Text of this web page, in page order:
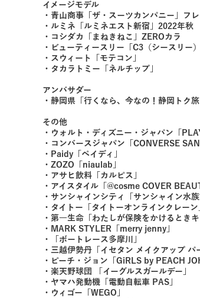
イメージモデル
・青山商事「ザ・スーツカンパニー」フ
・ルミネ「ルミネエスト新宿」2022年秋
・コシダカ「まねきねこ」ZEROカラ
・ビューティースリー「C3（シースリー）
・スウィート「モテコン」
・タカラトミー「ネルチップ」
アンバサダー
・静岡県「行くなら、今なの！静岡トク旅
その他
・ウォルト・ディズニー・ジャパン「
・コンバースジャパン「CONVERSE
・Paidy「ペイディ」
・ZOZO「niaulab」
・アサヒ飲料「カルピス」
・アイスタイル「@cosme COVER
・サンシャインシティ「サンシャイン水
・タイトー「タイトーオンラインクレーン
・第一生命「わたしが保険をかけるときキ
・MARK STYLER「merry jenny」
・「ボートレース多摩川」
・三越伊勢丹「イセタン メイクアップ パ
・ピーチ・ジョン「GiRLS by PEACH
・楽天野球団 「イーグルスガールデー」
・ヤマハ発動機「電動自転車 PAS」
・ウィゴー「WEGO」